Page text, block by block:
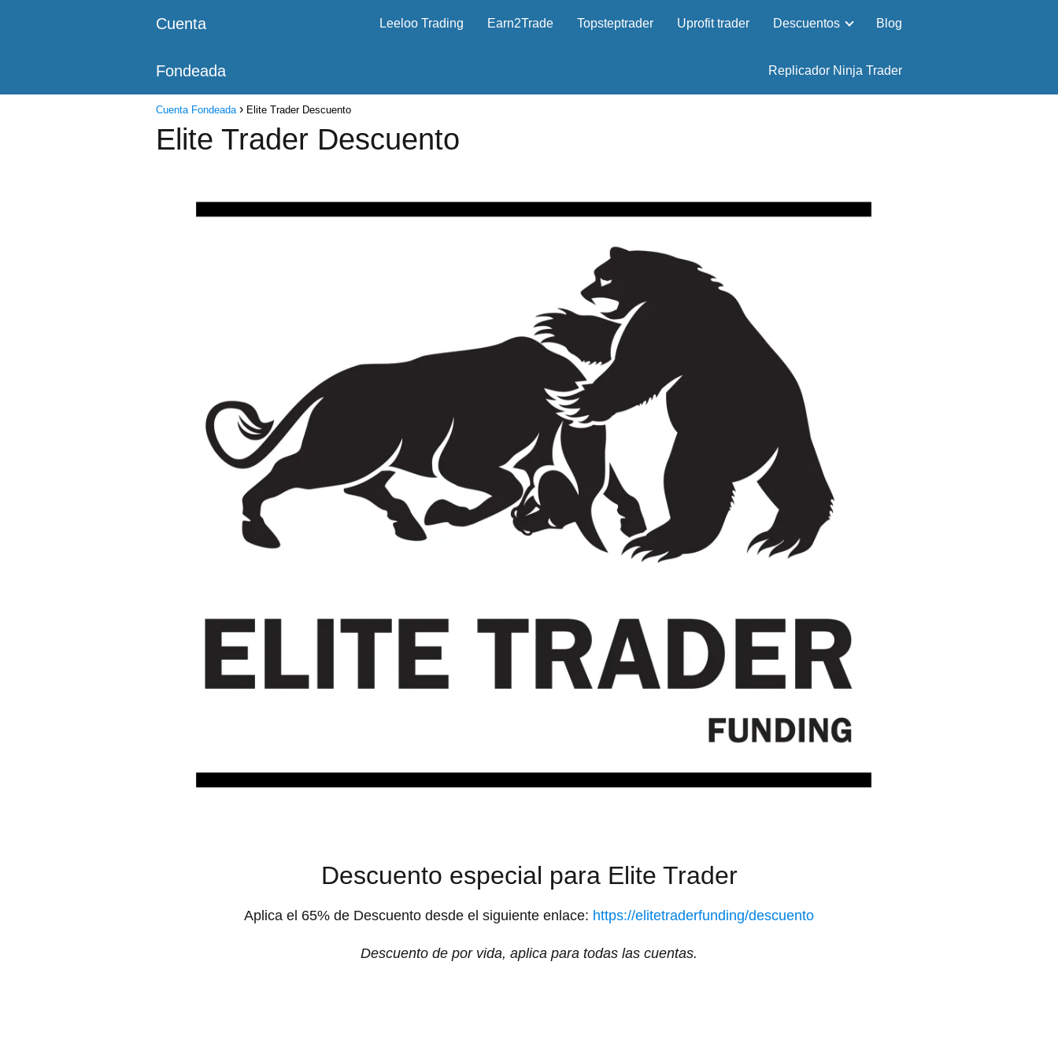
Cuenta
Fondeada
Leeloo Trading Earn2Trade Topsteptrader Uprofit trader Descuentos Blog
Replicador Ninja Trader
Cuenta Fondeada Elite Trader Descuento
Elite Trader Descuento
Descuento especial para Elite Trader
Aplica el 65% de Descuento desde el siguiente enlace: https://elitetraderfunding/descuento
Descuento de por vida, aplica para todas las cuentas.